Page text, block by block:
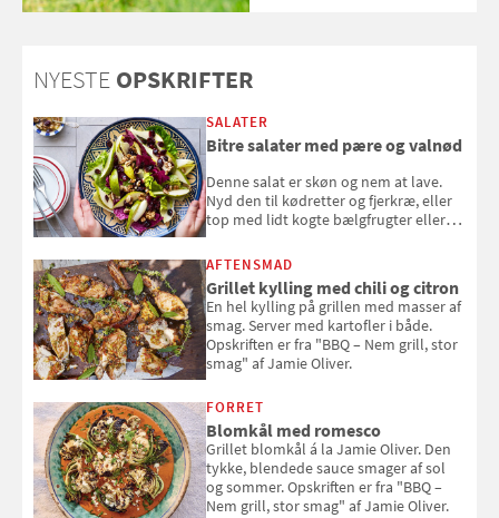
NYESTE OPSKRIFTER
SALATER
Bitre salater med pære og valnød
Denne salat er skøn og nem at lave.
Nyd den til kødretter og fjerkræ, eller
top med lidt kogte bælgfrugter eller
selvstændigt måltid. Opskriften er fra
Louisa Lorangs kogebog "Salat".
AFTENSMAD
Grillet kylling med chili og citron
En hel kylling på grillen med masser af
smag. Server med kartofler i både.
Opskriften er fra "BBQ – Nem grill, stor
smag" af Jamie Oliver.
FORRET
Blomkål med romesco
Grillet blomkål á la Jamie Oliver. Den
tykke, blendede sauce smager af sol
og sommer. Opskriften er fra "BBQ –
Nem grill, stor smag" af Jamie Oliver.